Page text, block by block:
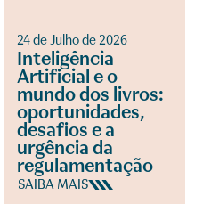
24 de Julho de 2026
Inteligência
Artificial e o
mundo dos livros:
oportunidades,
desafios e a
urgência da
regulamentação
SAIBA MAIS